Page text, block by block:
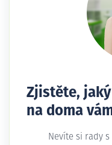
Zjistěte,
na doma
Nevíte si rady